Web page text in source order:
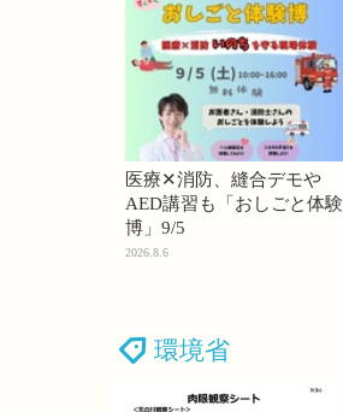
医療✕消防、縫合デモや
AED講習も「おしごと体験
博」9/5
2026.8.6
環境省